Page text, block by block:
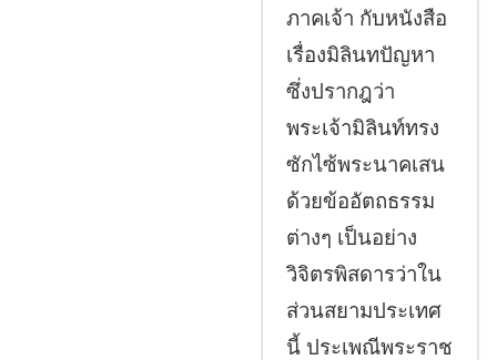
ภาคเจ้า กับหนังสือ
เรื่องมิลินทปัญหา
ซึ่งปรากฎว่า
พระเจ้ามิลินท์ทรง
ซักไซ้พระนาคเสน
ด้วยข้ออัตถธรรม
ต่างๆ เป็นอย่าง
วิจิตรพิสดารว่าใน
ส่วนสยามประเทศ
นี้ ประเพณีพระราช